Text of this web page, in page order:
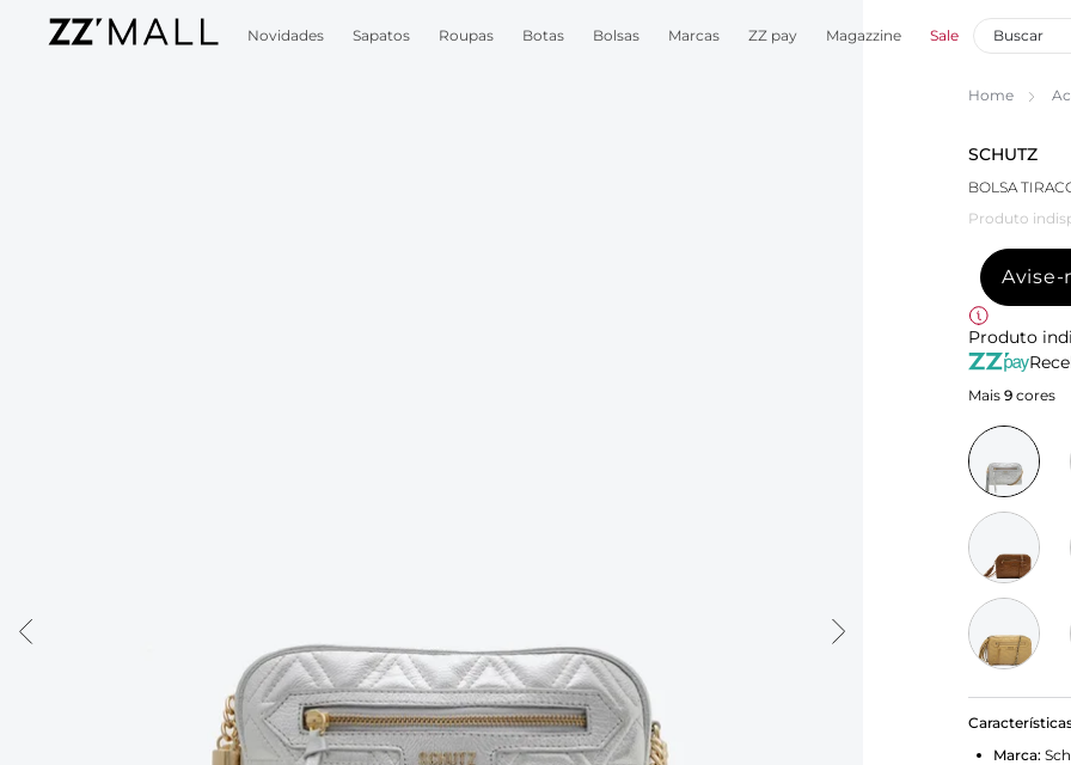
Novidades Sapatos Roupas Botas Bolsas Marcas ZZ pay Magazzine Sale
Home
SCHUTZ
BOLSA
Produto
Avise-
Produto
Mais 9 cores
Marca: